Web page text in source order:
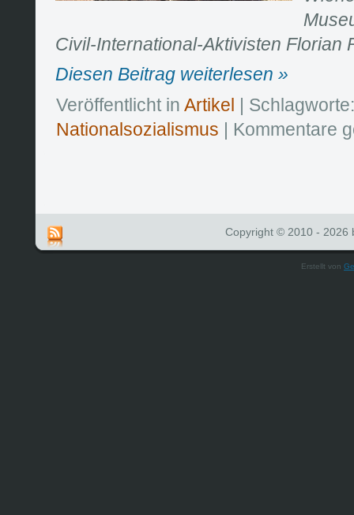
Civil-International-Aktivisten Florian
Diesen Beitrag weiterlesen »
Veröffentlicht in Artikel
|
Nationalsozialismus
Kommentare
Copyright © 2010 - 2026
Erstellt von